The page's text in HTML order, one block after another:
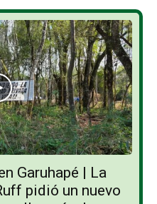
Garuhapé | La
pidió un nuevo